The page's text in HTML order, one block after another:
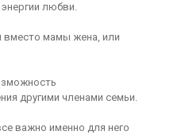
любви.
вместо мамы жена, или
другими членами семьи.
важно именно для него